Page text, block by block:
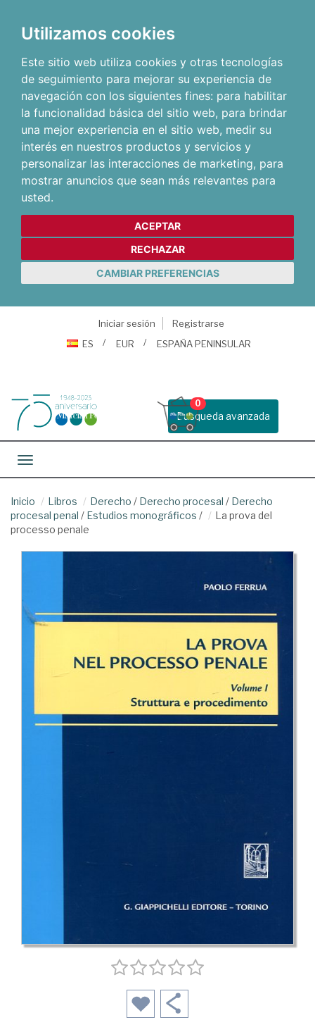
Utilizamos cookies
Este sitio web utiliza cookies y otras tecnologías
de seguimiento para mejorar su experiencia de
navegación con los siguientes fines: para habilitar
la funcionalidad básica del sitio web, para brindar
una mejor experiencia en el sitio web, medir su
interés en nuestros productos y servicios y
personalizar las interacciones de marketing, para
mostrar anuncios que sean más relevantes para
usted.
ACEPTAR
RECHAZAR
CAMBIAR PREFERENCIAS
Iniciar sesión
Registrarse
ES
EUR ESPAÑA PENINSULAR
Busqueda avanzada
0
Toggle navigation
Inicio Libros Derecho / Derecho procesal / Derecho
procesal penal / Estudios monográficos /
La prova del
processo penale